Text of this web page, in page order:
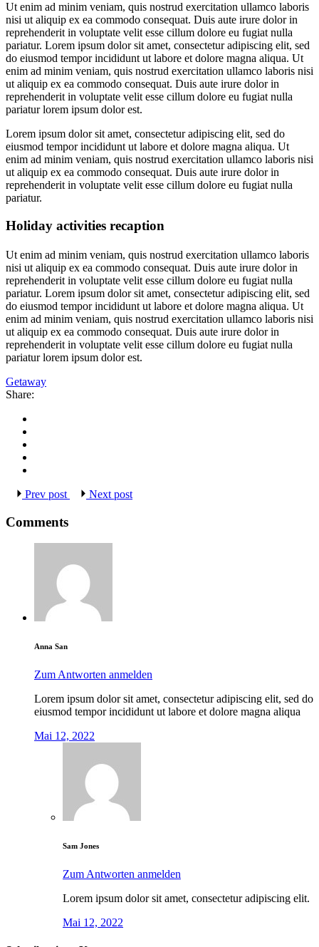
Ut enim ad minim veniam, quis nostrud exercitation ullamco laboris
nisi ut aliquip ex ea commodo consequat. Duis aute irure dolor in
reprehenderit in voluptate velit esse cillum dolore eu fugiat nulla
pariatur. Lorem ipsum dolor sit amet, consectetur adipiscing elit, sed
do eiusmod tempor incididunt ut labore et dolore magna aliqua. Ut
enim ad minim veniam, quis nostrud exercitation ullamco laboris nisi
ut aliquip ex ea commodo consequat. Duis aute irure dolor in
reprehenderit in voluptate velit esse cillum dolore eu fugiat nulla
pariatur lorem ipsum dolor est.
Lorem ipsum dolor sit amet, consectetur adipiscing elit, sed do
eiusmod tempor incididunt ut labore et dolore magna aliqua. Ut
enim ad minim veniam, quis nostrud exercitation ullamco laboris nisi
ut aliquip ex ea commodo consequat. Duis aute irure dolor in
reprehenderit in voluptate velit esse cillum dolore eu fugiat nulla
pariatur.
Holiday activities recaption
Ut enim ad minim veniam, quis nostrud exercitation ullamco laboris
nisi ut aliquip ex ea commodo consequat. Duis aute irure dolor in
reprehenderit in voluptate velit esse cillum dolore eu fugiat nulla
pariatur. Lorem ipsum dolor sit amet, consectetur adipiscing elit, sed
do eiusmod tempor incididunt ut labore et dolore magna aliqua. Ut
enim ad minim veniam, quis nostrud exercitation ullamco laboris nisi
ut aliquip ex ea commodo consequat. Duis aute irure dolor in
reprehenderit in voluptate velit esse cillum dolore eu fugiat nulla
pariatur lorem ipsum dolor est.
Getaway
Share:
Prev post Next post
Comments
Anna San
Zum Antworten anmelden
Lorem ipsum dolor sit amet, consectetur adipiscing elit, sed do
eiusmod tempor incididunt ut labore et dolore magna aliqua
Mai 12, 2022
Sam Jones
Zum Antworten anmelden
Lorem ipsum dolor sit amet, consectetur adipiscing elit.
Mai 12, 2022